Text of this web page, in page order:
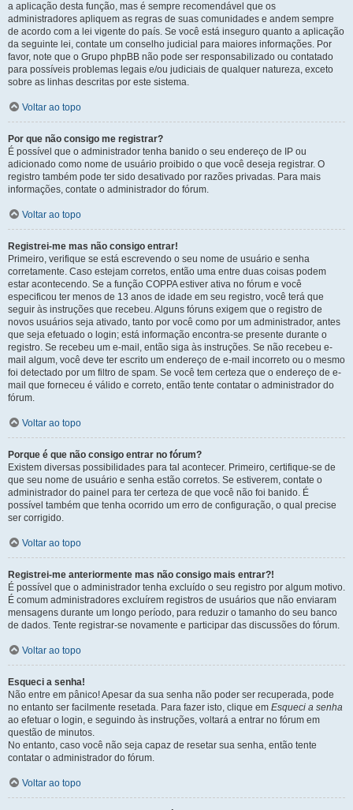
a aplicação desta função, mas é sempre recomendável que os
administradores apliquem as regras de suas comunidades e andem sempre
de acordo com a lei vigente do país. Se você está inseguro quanto a aplicação
da seguinte lei, contate um conselho judicial para maiores informações. Por
favor, note que o Grupo phpBB não pode ser responsabilizado ou contatado
para possíveis problemas legais e/ou judiciais de qualquer natureza, exceto
sobre as linhas descritas por este sistema.
Voltar ao topo
Por que não consigo me registrar?
É possível que o administrador tenha banido o seu endereço de IP ou
adicionado como nome de usuário proibido o que você deseja registrar. O
registro também pode ter sido desativado por razões privadas. Para mais
informações, contate o administrador do fórum.
Voltar ao topo
Registrei-me mas não consigo entrar!
Primeiro, verifique se está escrevendo o seu nome de usuário e senha
corretamente. Caso estejam corretos, então uma entre duas coisas podem
estar acontecendo. Se a função COPPA estiver ativa no fórum e você
especificou ter menos de 13 anos de idade em seu registro, você terá que
seguir às instruções que recebeu. Alguns fóruns exigem que o registro de
novos usuários seja ativado, tanto por você como por um administrador, antes
que seja efetuado o login; está informação encontra-se presente durante o
registro. Se recebeu um e-mail, então siga às instruções. Se não recebeu e-
mail algum, você deve ter escrito um endereço de e-mail incorreto ou o mesmo
foi detectado por um filtro de spam. Se você tem certeza que o endereço de e-
mail que forneceu é válido e correto, então tente contatar o administrador do
fórum.
Voltar ao topo
Porque é que não consigo entrar no fórum?
Existem diversas possibilidades para tal acontecer. Primeiro, certifique-se de
que seu nome de usuário e senha estão corretos. Se estiverem, contate o
administrador do painel para ter certeza de que você não foi banido. É
possível também que tenha ocorrido um erro de configuração, o qual precise
ser corrigido.
Voltar ao topo
Registrei-me anteriormente mas não consigo mais entrar?!
É possível que o administrador tenha excluído o seu registro por algum motivo.
É comum administradores excluírem registros de usuários que não enviaram
mensagens durante um longo período, para reduzir o tamanho do seu banco
de dados. Tente registrar-se novamente e participar das discussões do fórum.
Voltar ao topo
Esqueci a senha!
Não entre em pânico! Apesar da sua senha não poder ser recuperada, pode
no entanto ser facilmente resetada. Para fazer isto, clique em Esqueci a senha
ao efetuar o login, e seguindo às instruções, voltará a entrar no fórum em
questão de minutos.
No entanto, caso você não seja capaz de resetar sua senha, então tente
contatar o administrador do fórum.
Voltar ao topo